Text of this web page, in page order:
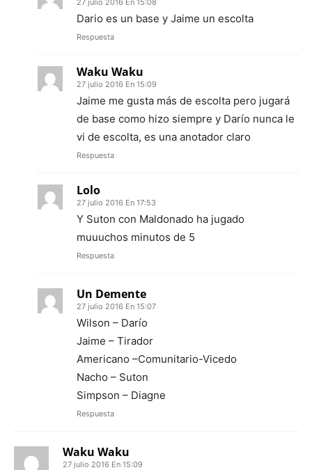
27 julio 2016 En 15:08
Dario es un base y Jaime un escolta
Respuesta
Waku Waku
27 julio 2016 En 15:09
Jaime me gusta más de escolta pero jugará
de base como hizo siempre y Darío nunca le
vi de escolta, es una anotador claro
Respuesta
Lolo
27 julio 2016 En 17:53
Y Suton con Maldonado ha jugado
muuuchos minutos de 5
Respuesta
Un Demente
27 julio 2016 En 15:07
Wilson – Darío
Jaime – Tirador
Americano –Comunitario-Vicedo
Nacho – Suton
Simpson – Diagne
Respuesta
Waku Waku
27 julio 2016 En 15:09